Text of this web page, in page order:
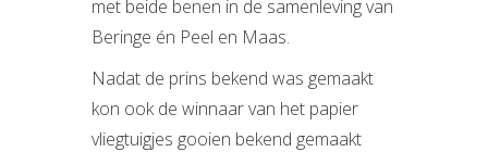
met beide benen in de samenleving van
Beringe én Peel en Maas.
Nadat de prins bekend was gemaakt
kon ook de winnaar van het papier
vliegtuigjes gooien bekend gemaakt